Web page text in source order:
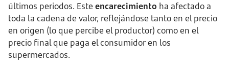
últimos periodos. Este encarecimiento ha afectado a
toda la cadena de valor, reflejándose tanto en el precio
en origen (lo que percibe el productor) como en el
precio final que paga el consumidor en los
supermercados.